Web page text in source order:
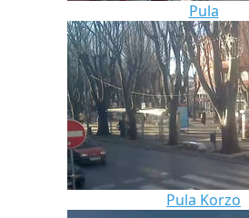
Pula
Pula Korzo